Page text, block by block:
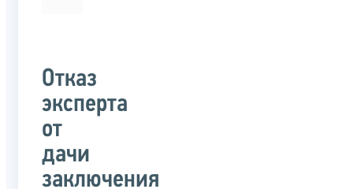
Отказ
эксперта
от
дачи
заключения